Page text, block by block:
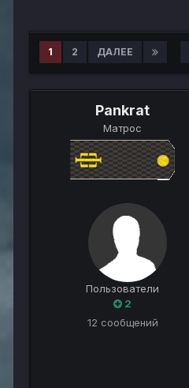
1 2 ДАЛЕЕ
Pankrat
Матрос
Пользователи
2
12 сообщений